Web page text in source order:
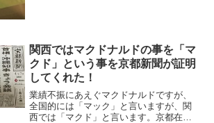
関西ではマクドナルドの事を「マ
クド」という事を京都新聞が証明
してくれた！
業績不振にあえぐマクドナルドですが、
全国的には「マック」と言いますが、関
西では「マクド」と言います。京都在住